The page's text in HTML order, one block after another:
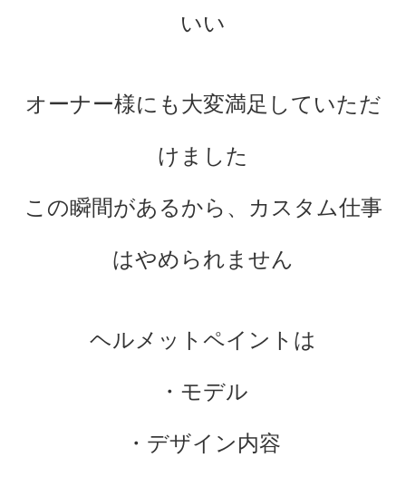
いい
オーナー様にも大変満足していただ
けました
この瞬間があるから、カスタム仕事
はやめられません
ヘルメットペイントは
・モデル
・デザイン内容